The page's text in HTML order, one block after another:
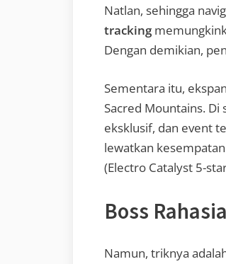
Natlan, sehingga
tracking
Dengan demikian,
Sementara itu,
Sacred Mountains.
eksklusif, dan event
lewatkan
(Electro Catalyst 5-
Boss
Namun, triknya